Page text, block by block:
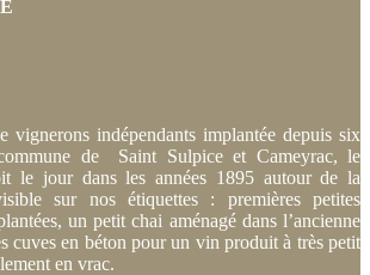
vignerons indépendants implantée depuis six
de Saint Sulpice et Cameyrac, le
le jour dans les années 1895 autour de la
sur nos étiquettes : premières petites
un petit chai aménagé dans l’ancienne
cuves en béton pour un vin produit à très petit
en vrac.